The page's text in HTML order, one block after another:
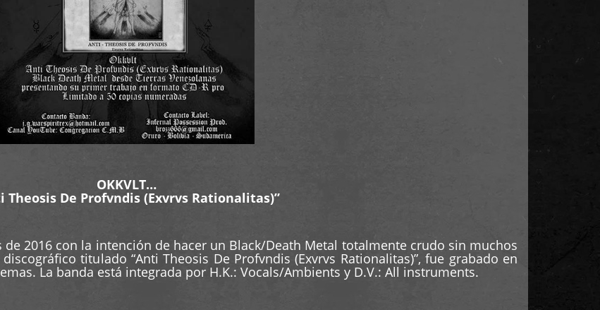
OKKVLT…
Theosis De Profvndis (Exvrvs Rationalitas)”
2016 con la intención de hacer un Black/Death Metal totalmente crudo sin muchos
titulado “Anti Theosis De Profvndis (Exvrvs Rationalitas)”, fue grabado en
La banda está integrada por H.K.: Vocals/Ambients y D.V.: All instruments.